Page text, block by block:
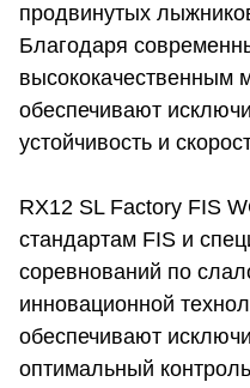
продвинутых
Благодаря
высококачественным
обеспечивают
устойчивость и
RX12 SL Factory FIS
стандартам FIS и
соревнований по
инновационной
обеспечивают
оптимальный